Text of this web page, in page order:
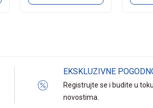
EKSKLUZIVNE
Registrujte se i budite u
novostima.